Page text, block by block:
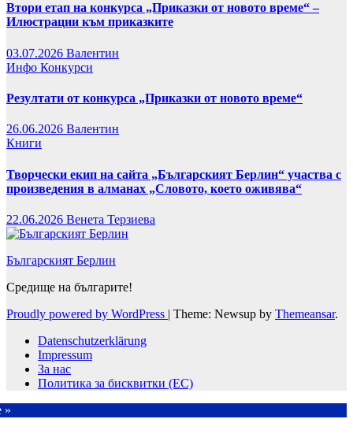
Втори етап на конкурса „Приказки от новото време“ –
Илюстрации към приказките
03.07.2026 Валентин
Инфо Конкурси
Резултати от конкурса „Приказки от новото време“
26.06.2026 Валентин
Книги
Творчески екип на сайта „Българският Берлин“ участва с
произведения в алманах „Словото, което оживява“
22.06.2026 Венета Терзиева
Българският Берлин
Средище на българите!
Proudly powered by WordPress | Theme: Newsup by Themeansar.
Datenschutzerklärung
Impressum
За нас
Политика за бисквитки (ЕС)
»